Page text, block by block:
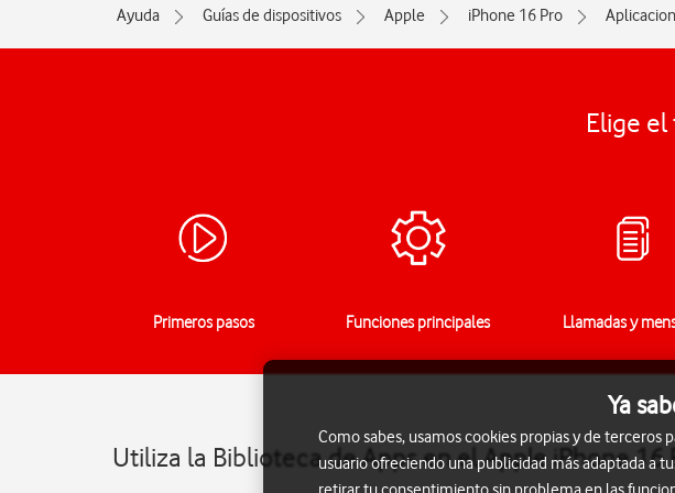
Ayuda Guías de dispositivos Apple iPhone 16 Pro
Elige
Primeros pasos Funciones principales Llamadas y
Utiliza la Biblioteca de Apps en el Apple iPhone 16
Ya
Como sabes, usamos cookies propias y de terceros
usuario ofreciendo una publicidad más adaptada a